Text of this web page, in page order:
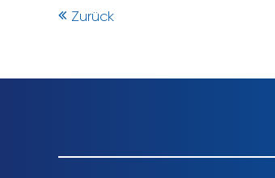
Zurück